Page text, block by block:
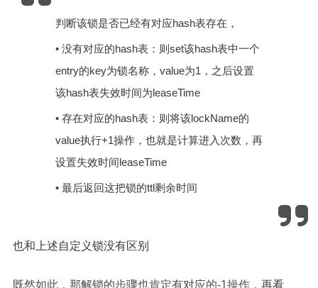
判断该锁是否已经有对应hash表存在，
• 没有对应的hash表：则set该hash表中一个
entry的key为锁名称，value为1，之后设置
该hash表失效时间为leaseTime
• 存在对应的hash表：则将该lockName的
value执行+1操作，也就是计算进入次数，再
设置失效时间leaseTime
• 最后返回这把锁的ttl剩余时间
也和上述自定义锁没有区别
既然如此，那解锁的步骤也肯定有对应的-1操作，再看